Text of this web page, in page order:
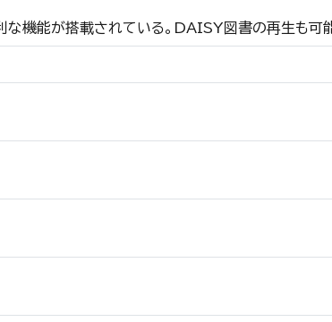
な機能が搭載されている。DAISY図書の再生も可